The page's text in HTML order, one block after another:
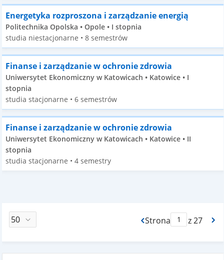
Energetyka rozproszona i zarządzanie energią
Politechnika Opolska • Opole • I stopnia
studia niestacjonarne • 8 semestrów
Finanse i zarządzanie w ochronie zdrowia
Uniwersytet Ekonomiczny w Katowicach • Katowice • I
stopnia
studia stacjonarne • 6 semestrów
Finanse i zarządzanie w ochronie zdrowia
Uniwersytet Ekonomiczny w Katowicach • Katowice • II
stopnia
studia stacjonarne • 4 semestry
Strona
Max Stronaz 27